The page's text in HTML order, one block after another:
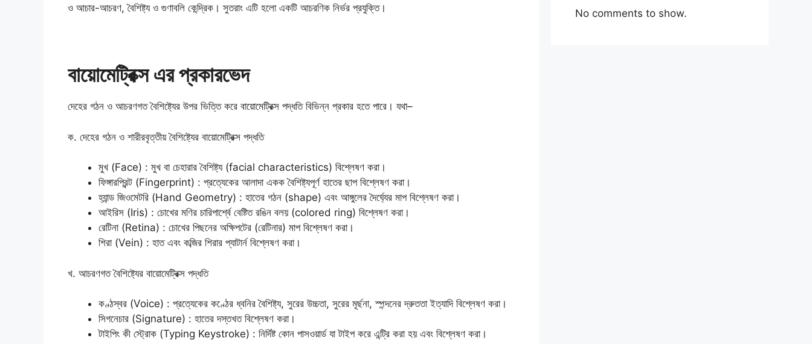
ও আচার-আচরণ, বৈশিষ্ট্য ও গুণাবলি কেন্দ্রিক। সুতরাং এটি হলো একটি আচরণিক নির্ভর প্রযুক্তি।
বায়োমেট্রিক্স এর প্রকারভেদ
দেহের গঠন ও আচরণগত বৈশিষ্ট্যের উপর ভিত্তি করে বায়োমেট্রিক্স পদ্ধতি বিভিন্ন প্রকার হতে পারে। যথা–
ক. দেহের গঠন ও শারীরবৃত্তীয় বৈশিষ্ট্যের বায়োমেট্রিক্স পদ্ধতি
মুখ (Face) : মুখ বা চেহারার বৈশিষ্ট্য (facial characteristics) বিশ্লেষণ করা।
ফিঙ্গারপ্রিন্ট (Fingerprint) : প্রত্যেকের আলাদা একক বৈশিষ্ট্যপূর্ণ হাতের ছাপ বিশ্লেষণ করা।
হ্যান্ড জিওমেটরি (Hand Geometry) : হাতের গঠন (shape) এবং আঙ্গুলের দৈর্ঘ্যের মাপ বিশ্লেষণ করা।
আইরিস (Iris) : চোখের মণির চারিপার্শ্বে বেষ্টিত রঙিন বলয় (colored ring) বিশ্লেষণ করা।
রেটিনা (Retina) : চোখের পিছনের অক্ষিপটের (রেটিনার) মাপ বিশ্লেষণ করা।
শিরা (Vein) : হাত এবং কব্জির শিরার প্যাটার্ন বিশ্লেষণ করা।
খ. আচরণগত বৈশিষ্ট্যের বায়োমেট্রিক্স পদ্ধতি
কণ্ঠস্বর (Voice) : প্রত্যেকের কণ্ঠের ধ্বনির বৈশিষ্ট্য, সুরের উচ্চতা, সুরের মূর্ছনা, স্পন্দনের দ্রুততা ইত্যাদি বিশ্লেষণ করা।
সিগনেচার (Signature) : হাতের দস্তখত বিশ্লেষণ করা।
টাইপিং কী স্ট্রোক (Typing Keystroke) : নির্দিষ্ট কোন পাসওয়ার্ড যা টাইপ করে এন্ট্রি করা হয় এবং বিশ্লেষণ করা।
No comments to show.